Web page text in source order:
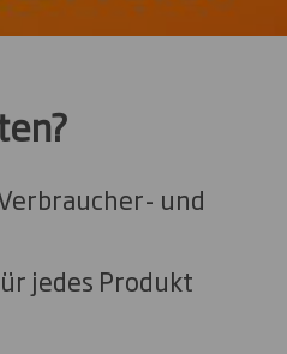
und
jedes Produkt